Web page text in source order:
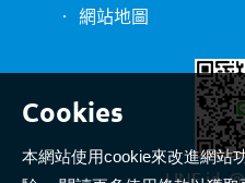
本網站使用cookie來改進網站
網站地圖
LINE id.